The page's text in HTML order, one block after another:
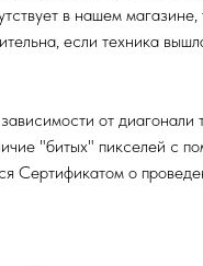
в нашем
если техника
от диагонали
"битых" пикселей с
Сертификатом о